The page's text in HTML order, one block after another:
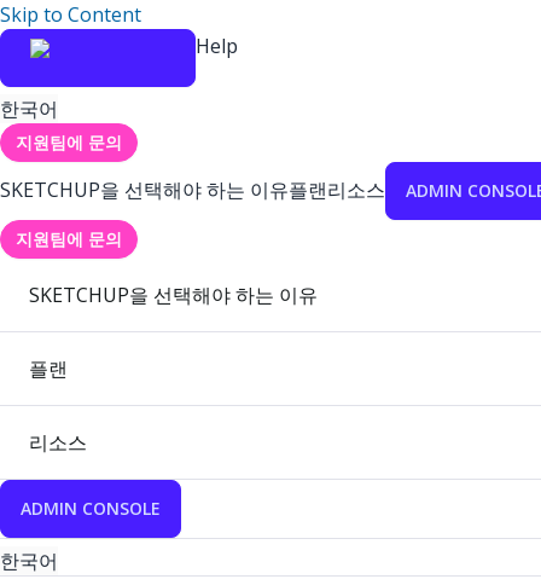
Skip to Content
Help
한국어
지원팀에 문의
SKETCHUP을 선택해야 하는 이유플랜리소스 ADMIN
지원팀에 문의
SKETCHUP을 선택해야 하는 이유
플랜
리소스
ADMIN CONSOLE
한국어